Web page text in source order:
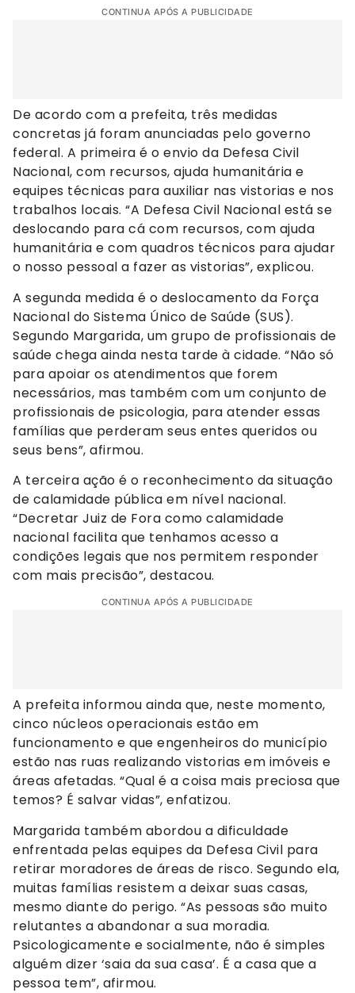
CONTINUA APÓS A PUBLICIDADE
De acordo com a prefeita, três medidas
concretas já foram anunciadas pelo governo
federal. A primeira é o envio da Defesa Civil
Nacional, com recursos, ajuda humanitária e
equipes técnicas para auxiliar nas vistorias e nos
trabalhos locais. “A Defesa Civil Nacional está se
deslocando para cá com recursos, com ajuda
humanitária e com quadros técnicos para ajudar
o nosso pessoal a fazer as vistorias”, explicou.
A segunda medida é o deslocamento da Força
Nacional do Sistema Único de Saúde (SUS).
Segundo Margarida, um grupo de profissionais de
saúde chega ainda nesta tarde à cidade. “Não só
para apoiar os atendimentos que forem
necessários, mas também com um conjunto de
profissionais de psicologia, para atender essas
famílias que perderam seus entes queridos ou
seus bens”, afirmou.
A terceira ação é o reconhecimento da situação
de calamidade pública em nível nacional.
“Decretar Juiz de Fora como calamidade
nacional facilita que tenhamos acesso a
condições legais que nos permitem responder
com mais precisão”, destacou.
CONTINUA APÓS A PUBLICIDADE
A prefeita informou ainda que, neste momento,
cinco núcleos operacionais estão em
funcionamento e que engenheiros do município
estão nas ruas realizando vistorias em imóveis e
áreas afetadas. “Qual é a coisa mais preciosa que
temos? É salvar vidas”, enfatizou.
Margarida também abordou a dificuldade
enfrentada pelas equipes da Defesa Civil para
retirar moradores de áreas de risco. Segundo ela,
muitas famílias resistem a deixar suas casas,
mesmo diante do perigo. “As pessoas são muito
relutantes a abandonar a sua moradia.
Psicologicamente e socialmente, não é simples
alguém dizer ‘saia da sua casa’. É a casa que a
pessoa tem”, afirmou.